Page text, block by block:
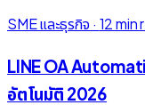
SME และธุรกิจ · 12 min
LINE OA
อัตโนมัติ 2026